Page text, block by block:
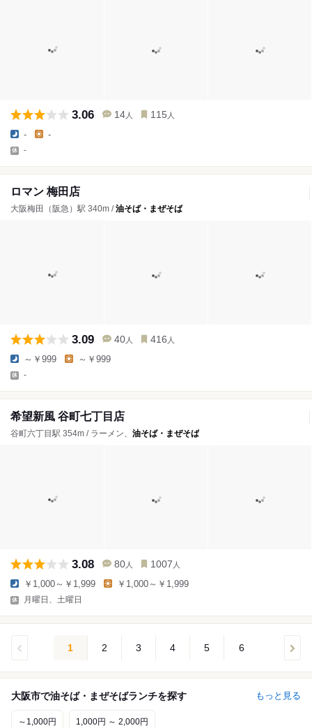
3.06 14 人 115 人
- -
-
ロマン 梅田店
大阪梅田（阪急）駅 340m /油そば・まぜそば
3.09 40 人 416 人
～￥999 ～￥999
-
希望新風 谷町七丁目店
谷町六丁目駅 354m / ラーメン、 油そば・まぜそば
3.08 80 人 1007 人
￥1,000～￥1,999 ￥1,000～￥1,999
月曜日、土曜日
1 2 3 4 5 6
大阪市で油そば・まぜそばランチを探す もっと見る
～1,000円 1,000円 ～ 2,000円